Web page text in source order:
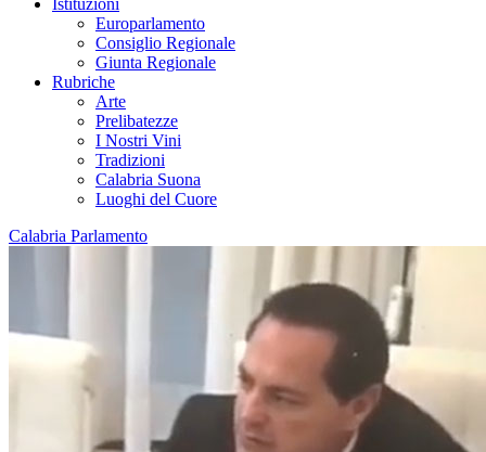
Istituzioni
Europarlamento
Consiglio Regionale
Giunta Regionale
Rubriche
Arte
Prelibatezze
I Nostri Vini
Tradizioni
Calabria Suona
Luoghi del Cuore
Calabria Parlamento